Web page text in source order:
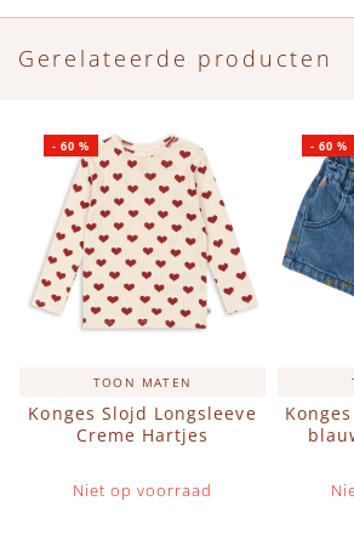
Gerelateerde producten
TOON MATEN
Konges Slojd Longsleeve
Creme Hartjes
Niet op voorraad
-60 % -60 %